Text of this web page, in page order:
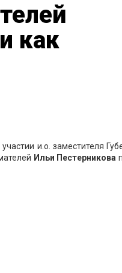
как
и.о. заместителя
Ильи Пестерникова